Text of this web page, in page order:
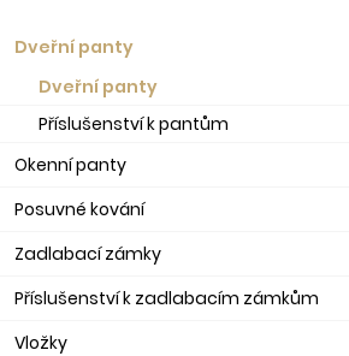
Dveřní panty
Dveřní panty
Příslušenství k pantům
Okenní panty
Posuvné kování
Zadlabací zámky
Příslušenství k zadlabacím zámkům
Vložky